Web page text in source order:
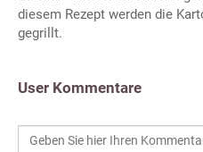
diesem Rezept werden die
gegrillt.
User Kommentare